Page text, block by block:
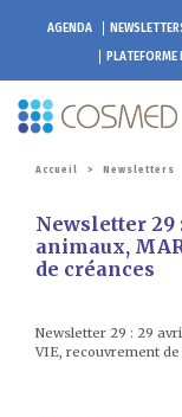
AGENDA
PLATEFORME
Accueil > Newsletters
Newsletter 29
animaux,
de créances
Newsletter 29 : 29
VIE, recouvrement